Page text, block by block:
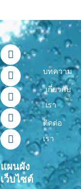
F
a
c
e
b
o
o
k
-
f
L
i
n
e
Y
o
u
t
u
b
e
T
i
k
t
o
k
I
n
s
t
a
g
r
a
m
แผนผัง
เว็บไซต์
บทความ
เกี่ยวกับ
เรา
ติดต่อ
เรา